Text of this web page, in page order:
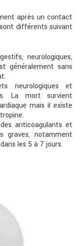
après un contact
différents suivant
neurologiques,
généralement sans
neurologiques et
La mort survient
mais il existe
anticoagulants et
graves, notamment
les 5 à 7 jours.